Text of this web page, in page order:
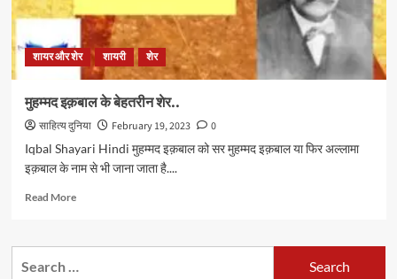
शायर और शेर शायरी शेर
मुहम्मद इक़बाल के बेहतरीन शेर..
साहित्य दुनिया February 19, 2023
0
Iqbal Shayari Hindi मुहम्मद इक़बाल को सर मुहम्मद इक़बाल या फिर अल्लामा
इक़बाल के नाम से भी जाना जाता है....
Read MoreRead
मुहम्मद